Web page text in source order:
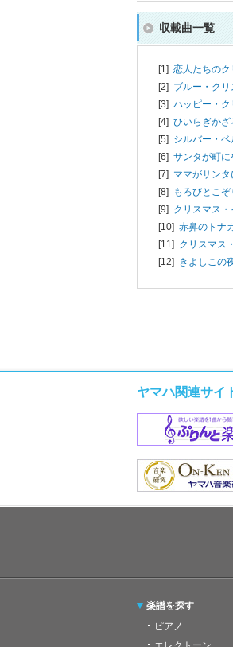
収載曲一覧
[1] 恋人たちのク
[2] ブルー・クリ
[3] ハッピー・
[4] ひいらぎかざ
[5] シルバー・ベ
[6] サンタが町に
[7] ママがサン
[8] もろびとこぞ
[9] クリスマス・
[10] 赤鼻のトナ
[11] クリスマス
[12] きよしこの
ヤマハ関連サイ
楽譜を探す
ピアノ